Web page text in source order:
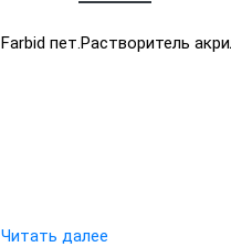
Farbid пет.Растворитель
Читать далее